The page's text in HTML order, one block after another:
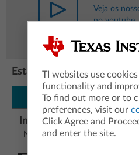
Veja os
no youtube
Estas atividades podem-
MACS
Inferência Estatística
Novo: Estimativa de uma
TI websites use
functionality and
To find out more or to
preferences, visit our
Click Agree and
and enter the site.